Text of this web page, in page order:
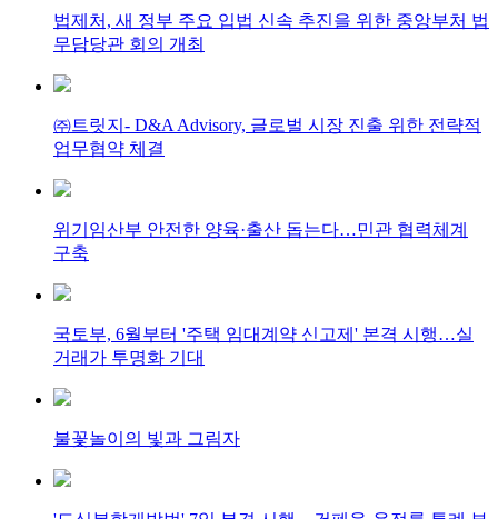
법제처, 새 정부 주요 입법 신속 추진을 위한 중앙부처 법
무담당관 회의 개최
㈜트릿지- D&A Advisory, 글로벌 시장 진출 위한 전략적
업무협약 체결
위기임산부 안전한 양육·출산 돕는다…민관 협력체계
구축
국토부, 6월부터 '주택 임대계약 신고제' 본격 시행…실
거래가 투명화 기대
불꽃놀이의 빛과 그림자